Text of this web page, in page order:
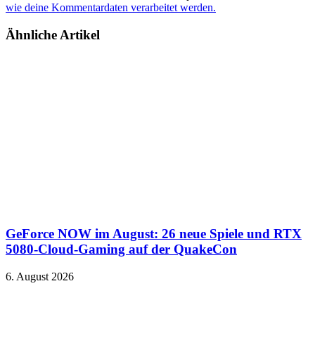
wie deine Kommentardaten verarbeitet werden.
Ähnliche Artikel
GeForce NOW im August: 26 neue Spiele und RTX
5080-Cloud-Gaming auf der QuakeCon
6. August 2026